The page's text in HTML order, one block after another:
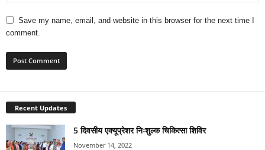
Save my name, email, and website in this browser for the next time I
comment.
Recent Updates
5 दिवसीय एक्यूप्रेशर निःशुल्क चिकित्सा शिविर
November 14, 2022